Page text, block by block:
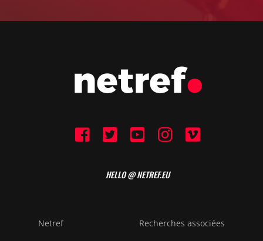
HELLO @ NETREF.EU
Netref Recherches associées